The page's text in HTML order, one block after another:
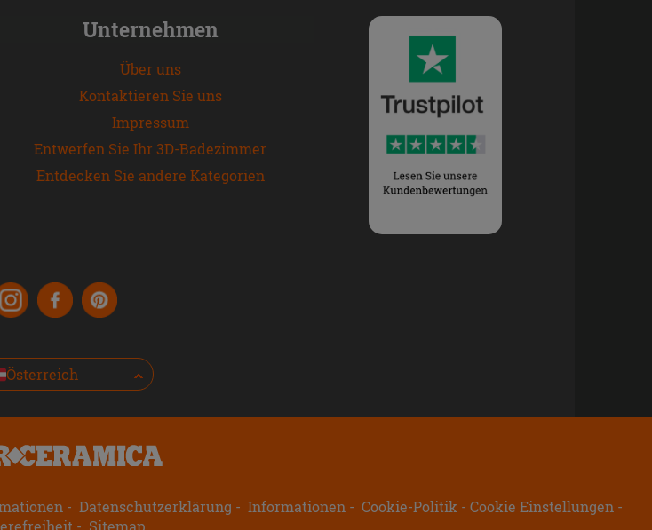
Unternehmen
Über uns
Kontaktieren Sie uns
Impressum
Entwerfen Sie Ihr 3D-Badezimmer
Entdecken Sie andere Kategorien
Österreich
Datenschutzerklärung Informationen Cookie-Politik
Cookie Einstellungen
Sitemap